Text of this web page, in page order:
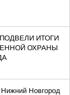
ИТОГИ
ОХРАНЫ
Новгород